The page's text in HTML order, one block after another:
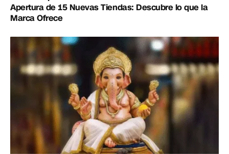
Apertura de 15 Nuevas Tiendas: Descubre lo que la
Marca Ofrece